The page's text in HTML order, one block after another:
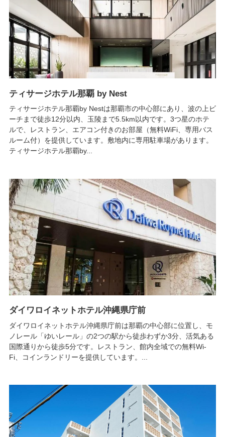
ティサージホテル那覇 by Nest
ティサージホテル那覇by Nestは那覇市の中心部にあり、波の上ビ
ーチまで徒歩12分以内、玉陵まで5.5km以内です。3つ星のホテ
ルで、レストラン、エアコン付きのお部屋（無料WiFi、専用バス
ルーム付）を提供しています。敷地内に専用駐車場があります。
ティサージホテル那覇by...
ダイワロイネットホテル沖縄県庁前
ダイワロイネットホテル沖縄県庁前は那覇の中心部に位置し、モ
ノレール「ゆいレール」の2つの駅から徒歩わずか3分、活気ある
国際通りから徒歩5分です。レストラン、館内全域での無料Wi-
Fi、コインランドリーを提供しています。...